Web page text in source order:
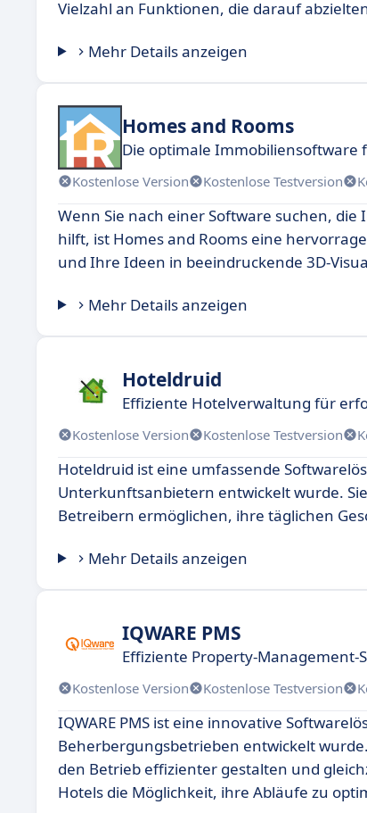
Vielzahl an Funktionen, die darauf
Mehr Details anzeigen
Homes and Rooms
Die optimale Immobiliensoftware
Kostenlose Version Kostenlose Testversion
Wenn Sie nach einer Software suchen,
hilft, ist Homes and Rooms eine
und Ihre Ideen in beeindruckende 3D-
Mehr Details anzeigen
Hoteldruid
Effiziente Hotelverwaltung für
Kostenlose Version Kostenlose Testversion
Hoteldruid ist eine umfassende
Unterkunftsanbietern entwickelt wurde.
Betreibern ermöglichen, ihre täglichen
Mehr Details anzeigen
IQWARE PMS
Effiziente Property-Management-
Kostenlose Version Kostenlose Testversion
IQWARE PMS ist eine innovative
Beherbergungsbetrieben entwickelt
den Betrieb effizienter gestalten und
Hotels die Möglichkeit, ihre Abläufe zu